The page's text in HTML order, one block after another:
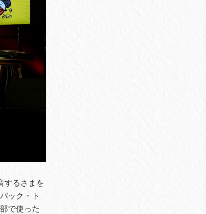
するさまを
ック・ト
で使った